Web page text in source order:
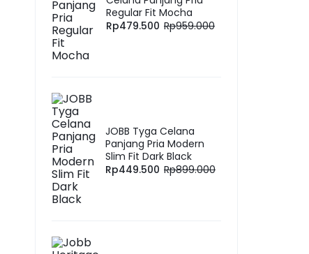
Regular Fit Mocha
Rp479.500 Rp959.000
JOBB Tyga Celana
Panjang Pria Modern
Slim Fit Dark Black
Rp449.500 Rp899.000